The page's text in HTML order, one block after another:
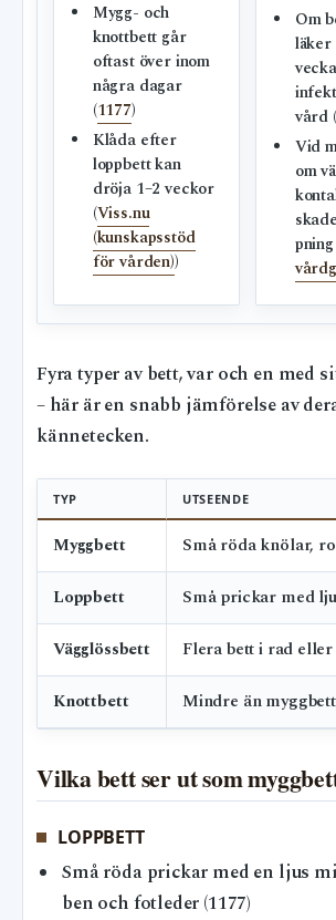
Mygg- och
knottbett går
oftast över inom
några dagar
(1177)
Klåda efter
loppbett kan
dröja 1–2 veckor
(Viss.nu
(kunskapsstöd
för vården))
Om
läker
vård (
Vid
om
Fyra typer av bett, var och en med
– här är en snabb jämförelse av
kännetecken.
TYP UTSEENDE
Myggbett Små röda knölar,
Loppbett Små prickar med
Vägglössbett Flera bett i rad
Knottbett Mindre än
Vilka bett ser ut som
LOPPBETT
Små röda prickar med en ljus
ben och fotleder (1177)